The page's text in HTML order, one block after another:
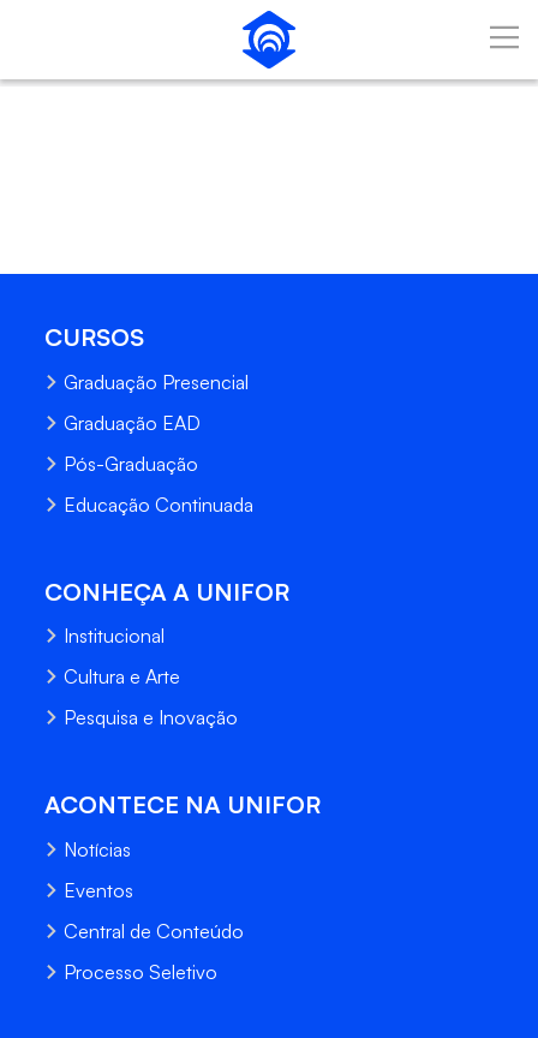
Pular para o Conteúdo principal
CURSOS
Graduação Presencial
Graduação EAD
Pós-Graduação
Educação Continuada
CONHEÇA A UNIFOR
Institucional
Cultura e Arte
Pesquisa e Inovação
ACONTECE NA UNIFOR
Notícias
Eventos
Central de Conteúdo
Processo Seletivo